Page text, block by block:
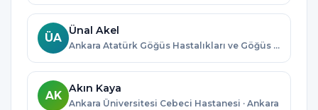
ÜA
Ünal Akel
Ankara Atatürk Göğüs Hastalıkları ve Göğüs Cerrahisi Eğitim ve Araştırma Hastanesi · Ankara
AK
Akın Kaya
Ankara Üniversitesi Cebeci Hastanesi · Ankara